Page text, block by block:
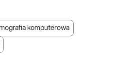
komputerowa